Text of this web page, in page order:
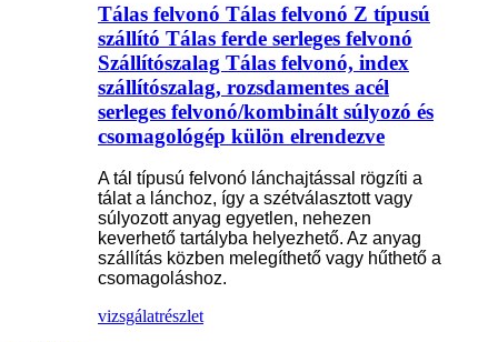
Tálas felvonó Tálas felvonó Z típusú
szállító Tálas ferde serleges felvonó
Szállítószalag Tálas felvonó, index
szállítószalag, rozsdamentes acél
serleges felvonó/kombinált súlyozó és
csomagológép külön elrendezve
A tál típusú felvonó lánchajtással rögzíti a
tálat a lánchoz, így a szétválasztott vagy
súlyozott anyag egyetlen, nehezen
keverhető tartályba helyezhető. Az anyag
szállítás közben melegíthető vagy hűthető a
csomagoláshoz.
vizsgálatrészlet